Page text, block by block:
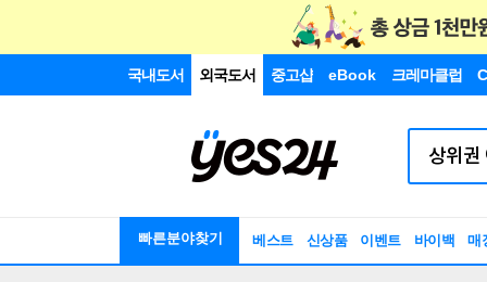
국내도서 외국도서 중고샵 eBook 크레마클럽
빠른분야찾기 베스트 신상품 이벤트 바이백 매